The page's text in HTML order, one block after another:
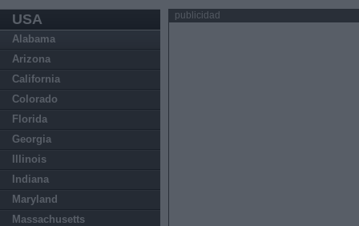
USA
Alabama
Arizona
California
Colorado
Florida
Georgia
Illinois
Indiana
Maryland
Massachusetts
publicidad